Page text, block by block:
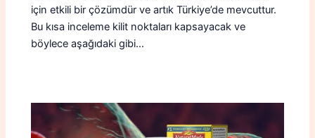
için etkili bir çözümdür ve artık Türkiye’de mevcuttur.
Bu kısa inceleme kilit noktaları kapsayacak ve
böylece aşağıdaki gibi…